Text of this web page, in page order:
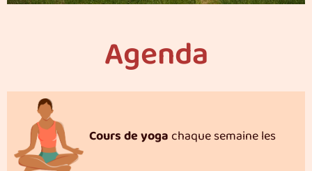
Agenda
Cours de yoga chaque semaine les